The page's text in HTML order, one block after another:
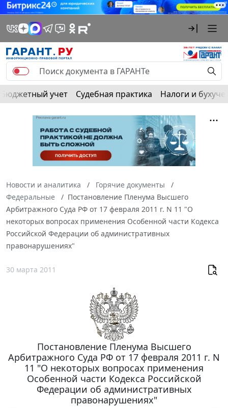
Бюджетный учет Судебная практика Налоги и
Новости и аналитика
Горячие документы
Федеральные
Постановление Пленума Высшего
Арбитражного Суда РФ от 17 февраля 2011 г. N 11 "О
некоторых вопросах применения Особенной части Кодекса
Российской Федерации об административных
правонарушениях"
30 марта 2011
Постановление Пленума Высшего
Арбитражного Суда РФ от 17 февраля 2011 г. N
11 "О некоторых вопросах применения
Особенной части Кодекса Российской
Федерации об административных
правонарушениях"